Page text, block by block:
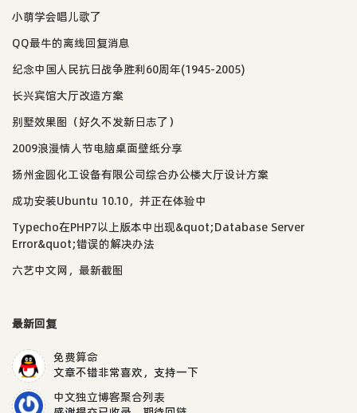
小萌学会唱儿歌了
QQ最牛的离线回复消息
纪念中国人民抗日战争胜利60周年(1945-2005)
长兴宾馆大厅改造方案
别墅效果图（好久不发新日志了）
2009浪漫情人节电脑桌面壁纸分享
扬州金圆化工设备有限公司综合办公楼大厅设计方案
成功安装Ubuntu 10.10，并正在体验中
Typecho在PHP7以上版本中出现&quot;Database Server
Error&quot;错误的解决办法
六艺中文网，最新截图
最新回复
免费算命
文章不错非常喜欢，支持一下
中文独立博客聚合列表